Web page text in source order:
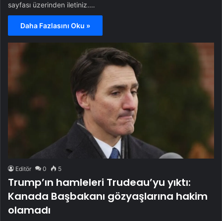
sayfası üzerinden iletiniz.…
Daha Fazlasını Oku »
Editör 0 5
Trump’ın hamleleri Trudeau’yu yıktı:
Kanada Başbakanı gözyaşlarına hakim
olamadı